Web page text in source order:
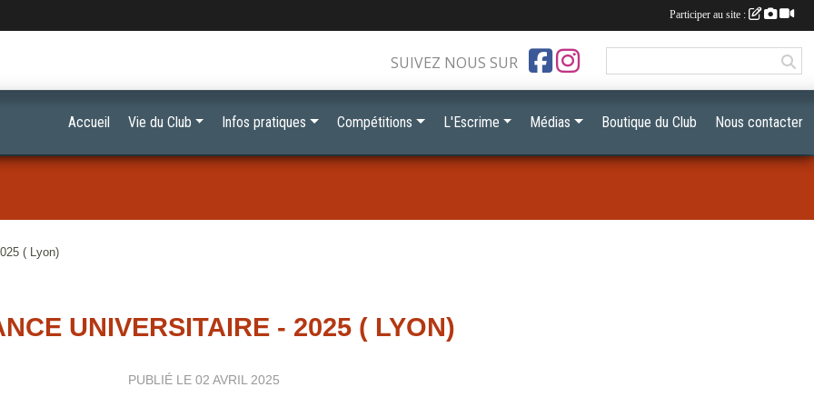
( Lyon)
UNIVERSITAIRE - 2025 ( LYON)
PUBLIÉ LE 02 AVRIL 2025
SUIVEZ NOUS SUR
Accueil Vie du Club Infos pratiques Compétitions L'Escrime Médias Boutique du Club Nous contacter
Participer au site :